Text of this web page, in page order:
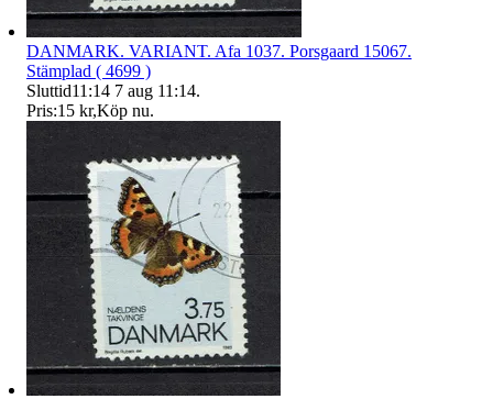
DANMARK. VARIANT. Afa 1037. Porsgaard 15067.
Stämplad ( 4699 )
Sluttid11:14 7 aug 11:14.
Pris:15 kr,Köp nu.